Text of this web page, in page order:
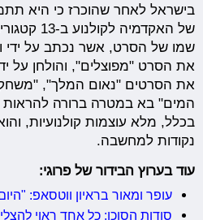
בישראל לאחר שהוכרז כי היא
של
שמו של הסרט, אשר נכתב על ידי
את הסרט "מפוצלים", והולחן על
את הסרטים "נאום המלך", "משחק
המים" בא במטרה ברורה להראות
בכלל, מלא עוצמות קולנועיות,
נקודות למחשבה.
עוד בערוץ הבידור של פרוגי:
עופר ומאור בראיון ווטסאפ:
סודות הסוכן: כל אחד ראוי